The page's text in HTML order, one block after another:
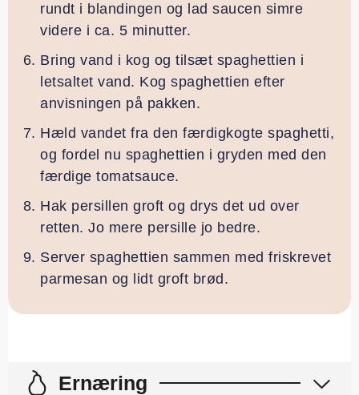
rundt i blandingen og lad saucen simre
videre i ca. 5 minutter.
Bring vand i kog og tilsæt spaghettien i
letsaltet vand. Kog spaghettien efter
anvisningen på pakken.
Hæld vandet fra den færdigkogte spaghetti,
og fordel nu spaghettien i gryden med den
færdige tomatsauce.
Hak persillen groft og drys det ud over
retten. Jo mere persille jo bedre.
Server spaghettien sammen med friskrevet
parmesan og lidt groft brød.
Ernæring